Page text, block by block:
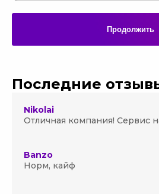
Продолжить
Последние
Nikolai
Отличная компания! Сервис
Banzo
Норм, кайф